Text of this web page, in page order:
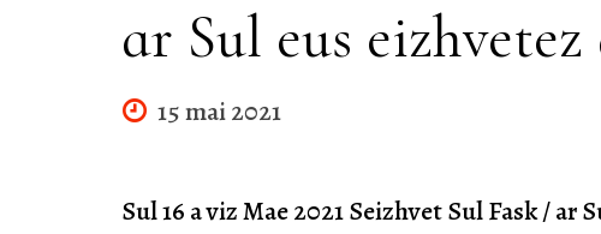
ar Sul eus
15 mai 2021
Sul 16 a viz Mae 2021 Seizhvet Sul Fask / ar